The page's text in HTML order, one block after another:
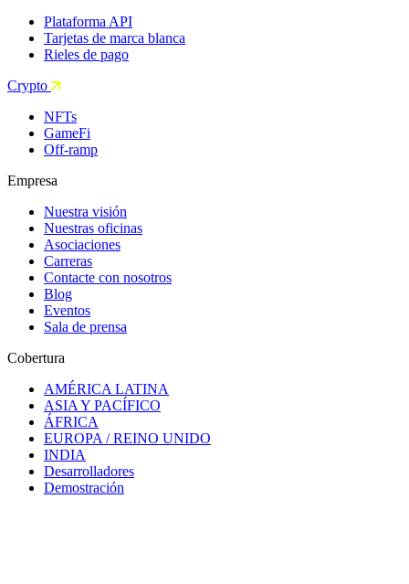
Plataforma API
Tarjetas de marca blanca
Rieles de pago
Crypto
NFTs
GameFi
Off-ramp
Empresa
Nuestra visión
Nuestras oficinas
Asociaciones
Carreras
Contacte con nosotros
Blog
Eventos
Sala de prensa
Cobertura
AMÉRICA LATINA
ASIA Y PACÍFICO
ÁFRICA
EUROPA / REINO UNIDO
INDIA
Desarrolladores
Demostración